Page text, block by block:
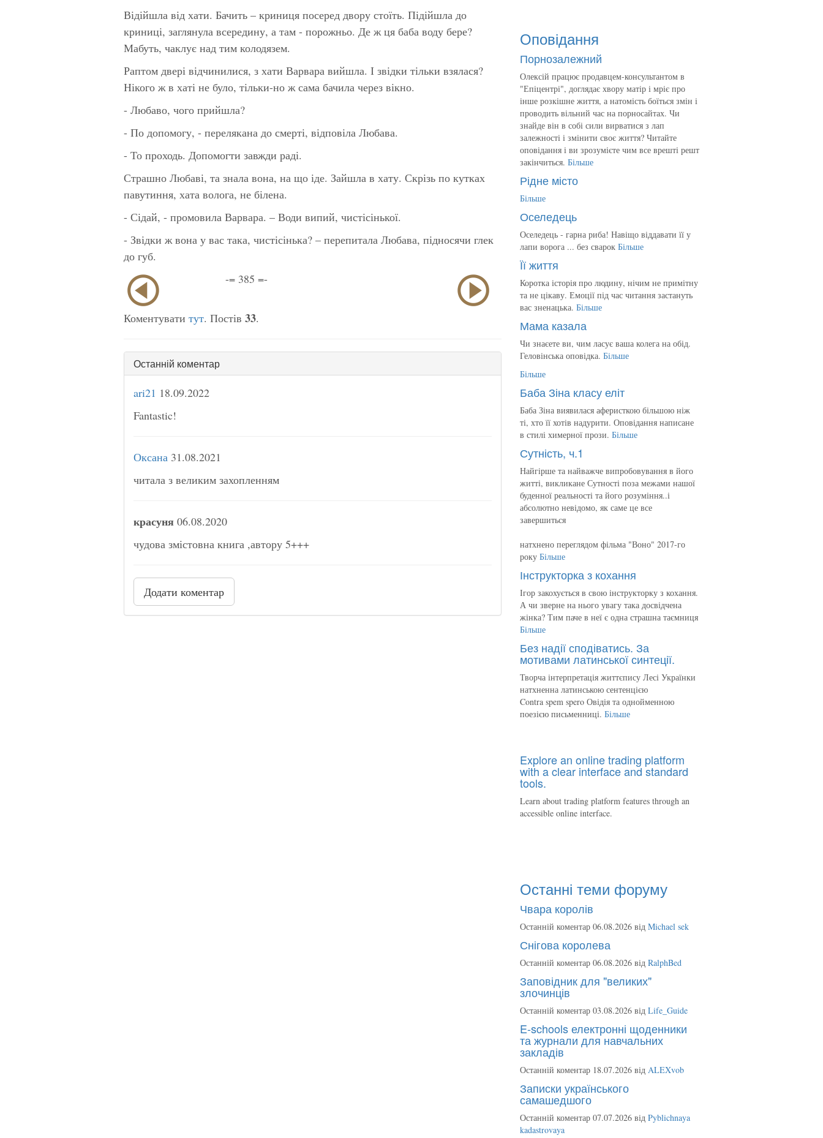
Відійшла від хати. Бачить – криниця посеред двору стоїть. Підійшла до
криниці, заглянула всередину, а там - порожньо. Де ж ця баба воду бере?
Мабуть, чаклує над тим колодязем.
Раптом двері відчинилися, з хати Варвара вийшла. І звідки тільки взялася?
Нікого ж в хаті не було, тільки-но ж сама бачила через вікно.
- Любаво, чого прийшла?
- По допомогу, - перелякана до смерті, відповіла Любава.
- То проходь. Допомогти завжди раді.
Страшно Любаві, та знала вона, на що іде. Зайшла в хату. Скрізь по кутках
павутиння, хата волога, не білена.
- Сідай, - промовила Варвара. – Води випий, чистісінької.
- Звідки ж вона у вас така, чистісінька? – перепитала Любава, підносячи глек
до губ.
-= 385 =-
Коментувати тут. Постів 33.
Останній коментар
ari21 18.09.2022
Fantastic!
Оксана 31.08.2021
читала з великим захопленням
красуня 06.08.2020
чудова змістовна книга ,автору 5+++
Додати коментар
Оповідання
Порнозалежний
Олексій працює продавцем-консультантом в
"Епіцентрі", доглядає хвору матір і мріє про
інше розкішне життя, а натомість боїться змін і
проводить вільний час на порносайтах. Чи
знайде він в собі сили вирватися з лап
залежності і змінити своє життя? Читайте
оповідання і ви зрозумієте чим все врешті решт
закінчиться. Більше
Рідне місто
Більше
Оселедець
Оселедець - гарна риба! Навіщо віддавати її у
лапи ворога ... без сварок Більше
Її життя
Коротка історія про людину, нічим не примітну
та не цікаву. Емоції під час читання застануть
вас зненацька. Більше
Мама казала
Чи знаєете ви, чим ласує ваша колега на обід.
Геловінська оповідка. Більше
Більше
Баба Зіна класу еліт
Баба Зіна виявилася аферисткою більшою ніж
ті, хто її хотів надурити. Оповідання написане
в стилі химерної прози. Більше
Сутність, ч.1
Найгірше та найважче випробовування в його
житті, викликане Сутності поза межами нашої
буденної реальності та його розуміння..і
абсолютно невідомо, як саме це все
завершиться
натхнено переглядом фільма "Воно" 2017-го
року Більше
Інструкторка з кохання
Ігор закохується в свою інструкторку з кохання.
А чи зверне на нього увагу така досвідчена
жінка? Тим паче в неї є одна страшна таємниця
Більше
Без надії сподіватись. За
мотивами латинської синтеції.
Творча інтерпретація життєпису Лесі Українки
натхненна латинською сентенцією
Contra spem spero Овідія та однойменною
поезією письменниці. Більше
Explore an online trading platform
with a clear interface and standard
tools.
Learn about trading platform features through an
accessible online interface.
Останні теми форуму
Чвара королів
Останній коментар 06.08.2026 від Michael sek
Снігова королева
Останній коментар 06.08.2026 від RalphBed
Заповідник для "великих"
злочинців
Останній коментар 03.08.2026 від Life_Guide
E-schools електронні щоденники
та журнали для навчальних
закладів
Останній коментар 18.07.2026 від ALEXvob
Записки українського
самашедшого
Останній коментар 07.07.2026 від Pyblichnaya
kadastrovaya